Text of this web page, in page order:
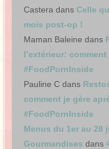
Castera dans Celle
mois post-op !
Maman Baleine dans
l’extérieur:
#FoodPornInside
Pauline C dans
comment je gère
#FoodPornInside
Menus du 1er au 28
Gourmandises dans